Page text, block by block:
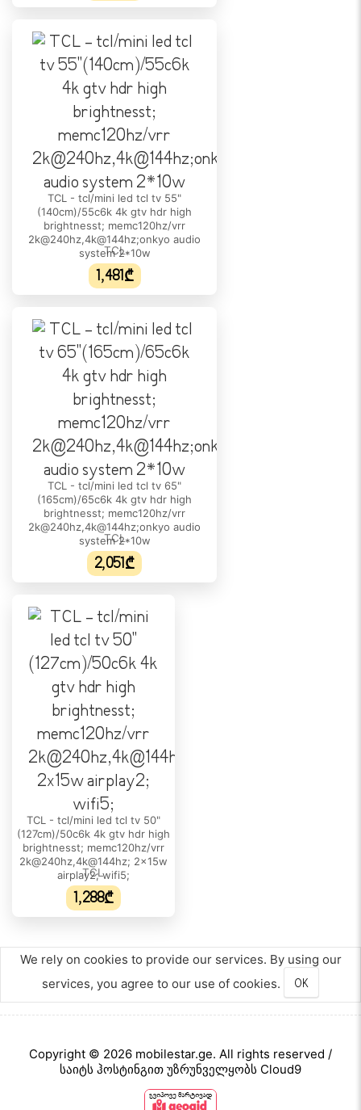
178º/178º
ᲘᲜᲢᲔᲠᲤᲔᲘᲡᲘ
HDMI2.1
ᲡᲐᲛᲣᲨᲐᲝ ᲡᲘᲡᲢᲔᲛᲐ
ოპერაციული სისტემა:
Google TV
ᲓᲐᲙᲐᲕᲨᲘᲠᲔᲑᲘᲡ ᲨᲔᲡᲐᲫᲚᲔᲑᲚᲝᲑᲐ
Bluetooth:
Wi-Fi:
დიახ
ᲙᲔᲓᲚᲘᲡ ᲡᲐᲙᲘᲓᲘ
კედელზე დამონტაჟება:
VESA 600 x 500
ᲮᲛᲘᲡ ᲛᲐᲮᲐᲡᲘᲐᲗᲔᲑᲚᲔᲑᲘ
სპიკერის სიმძლავრე:
2 x 10W + 20W
Dolby Atmos:
დიახ
ხმით დაკავშირება:
ᲖᲝᲛᲔᲑᲘ
ზომები სადგამთან ერთად:
128.5 x 217.8 x 42 cm
ზომები სადგამის გარეშე:
124.7 x 217.8 x 6.4 cm
ᲬᲝᲜᲐ
წონა სადგამით:
51.8 Kg
წონა სადგამის გარეშე:
50.8 Kg
ᲤᲔᲠᲘ
დისტანციური მართვა:
დიახ
ᲒᲐᲠᲐᲜᲢᲘᲐ
გარანტია ფიზიკური პირისთვის:
24 თვე
TCL - tcl/mini led tcl tv 55"
(140cm)/55c6k 4k gtv hdr high
brightnesst; memc120hz/vrr
2k@240hz,4k@144hz;onkyo audio
system 2*10w
TCL
1,481₾
TCL - tcl/mini led tcl tv 65"
(165cm)/65c6k 4k gtv hdr high
brightnesst; memc120hz/vrr
2k@240hz,4k@144hz;onkyo audio
system 2*10w
TCL
2,051₾
TCL - tcl/mini led tcl tv 50"
(127cm)/50c6k 4k gtv hdr high
brightnesst; memc120hz/vrr
2k@240hz,4k@144hz; 2x15w
airplay2; wifi5;
TCL
1,288₾
We rely on cookies to provide our services. By using our
services, you agree to our use of cookies.
OK
Copyright © 2026 mobilestar.ge. All rights reserved /
საიტს ჰოსტინგით უზრუნველყობს Cloud9